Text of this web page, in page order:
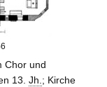
Chor und
13. Jh.; Kirche